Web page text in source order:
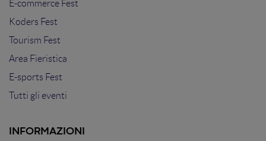
E-commerce Fest
Koders Fest
Tourism Fest
Area Fieristica
E-sports Fest
Tutti gli eventi
INFORMAZIONI